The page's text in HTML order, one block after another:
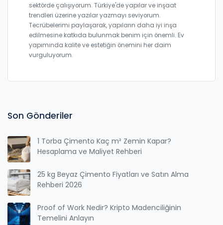
sektörde çalışıyorum. Türkiye'de yapılar ve inşaat
trendleri üzerine yazılar yazmayı seviyorum.
Tecrübelerimi paylaşarak, yapıların daha iyi inşa
edilmesine katkıda bulunmak benim için önemli. Ev
yapımında kalite ve estetiğin önemini her daim
vurguluyorum.
Son Gönderiler
1 Torba Çimento Kaç m² Zemin Kapar?
Hesaplama ve Maliyet Rehberi
25 kg Beyaz Çimento Fiyatları ve Satın Alma
Rehberi 2026
Proof of Work Nedir? Kripto Madenciliğinin
Temelini Anlayın